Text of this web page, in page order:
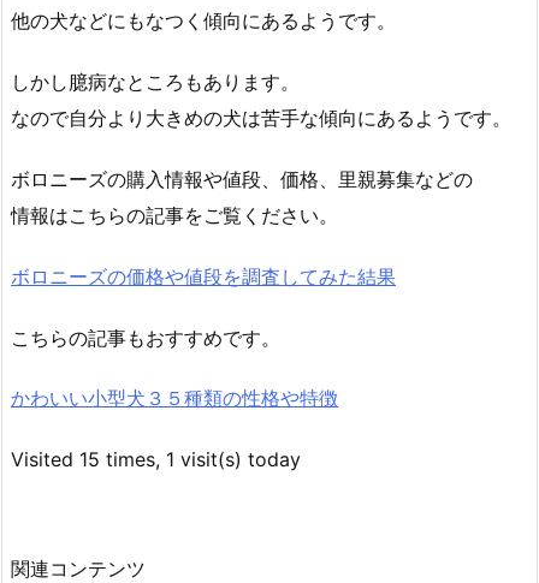
他の犬などにもなつく傾向にあるようです。
しかし臆病なところもあります。
なので自分より大きめの犬は苦手な傾向にあるようです。
ボロニーズの購入情報や値段、価格、里親募集などの
情報はこちらの記事をご覧ください。
ボロニーズの価格や値段を調査してみた結果
こちらの記事もおすすめです。
かわいい小型犬３５種類の性格や特徴
Visited 15 times, 1 visit(s) today
関連コンテンツ